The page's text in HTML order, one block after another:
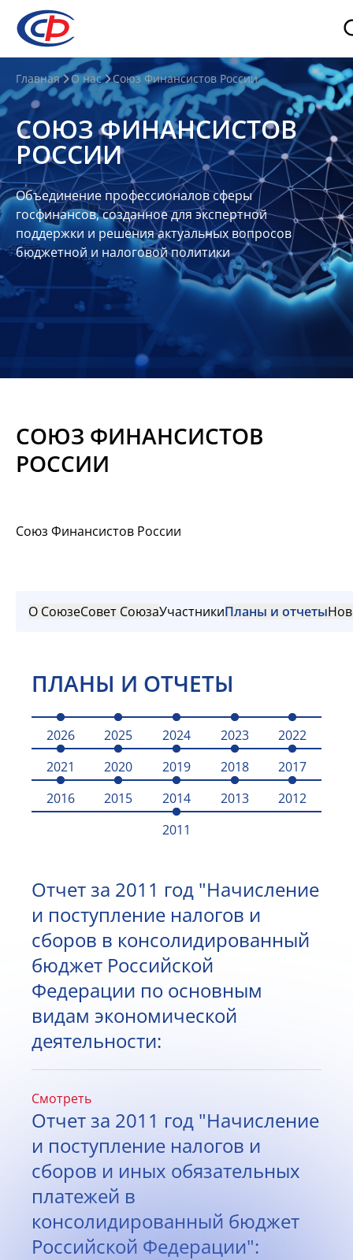
О
нас
О
СФР
Совет
Союза
Участники
Планы
отчеты
Контакты
Материалы
Главная О нас Союз Финансистов России
СОЮЗ ФИНАНСИСТОВ
РОССИИ
Объединение профессионалов сферы
госфинансов, созданное для экспертной
поддержки и решения актуальных вопросов
бюджетной и налоговой политики
СОЮЗ ФИНАНСИСТОВ
РОССИИ
Союз Финансистов России
О СоюзеСовет СоюзаУчастникиПланы и отчеты
ПЛАНЫ И ОТЧЕТЫ
2026 2025 2024 2023
2022
2021
2020 2019 2018
2017
2016
2015 2014 2013
2012
2011
Отчет за 2011 год "Начисление
и поступление налогов и
сборов в консолидированный
бюджет Российской
Федерации по основным
видам экономической
деятельности:
Смотреть
Отчет за 2011 год "Начисление
и поступление налогов и
сборов и иных обязательных
платежей в
консолидированный бюджет
Российской Федерации":